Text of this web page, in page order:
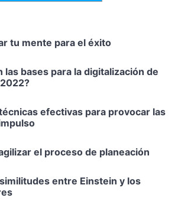
tu mente para el éxito
las bases para la digitalización de
efectivas para provocar las
el proceso de planeación
entre Einstein y los